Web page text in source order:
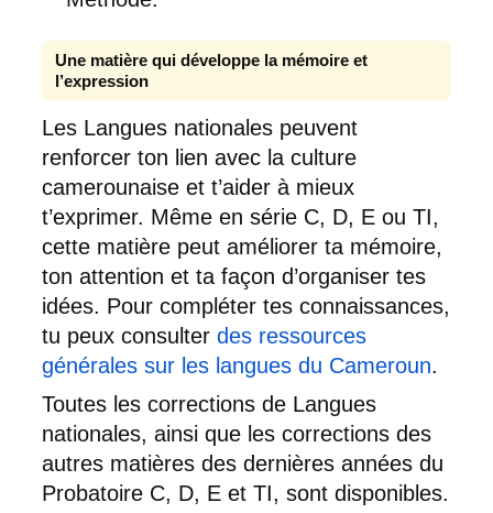
Une matière qui développe la mémoire et
l’expression
Les Langues nationales peuvent
renforcer ton lien avec la culture
camerounaise et t’aider à mieux
t’exprimer. Même en série C, D, E ou TI,
cette matière peut améliorer ta mémoire,
ton attention et ta façon d’organiser tes
idées. Pour compléter tes connaissances,
tu peux consulter des ressources
générales sur les langues du Cameroun.
Toutes les corrections de Langues
nationales, ainsi que les corrections des
autres matières des dernières années du
Probatoire C, D, E et TI, sont disponibles.